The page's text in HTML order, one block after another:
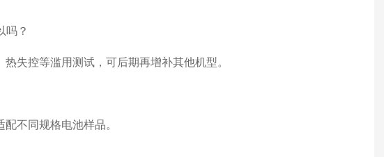
吗？
失控等滥用测试，可后期再增补其他机型。
不同规格电池样品。